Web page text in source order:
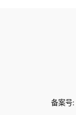
备案号: